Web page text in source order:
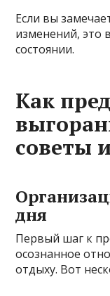
Если вы
изменений, это
состоянии.
Как
советы
дня
Первый шаг к
осознанное
отдыху. Вот